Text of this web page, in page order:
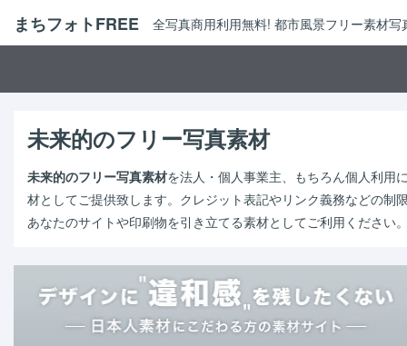
まちフォトFREE 全写真商用利用無料! 都市風景フリー素材
未来的のフリー写真素材
未来的のフリー写真素材を法人・個人事業主、もちろん個人利用
材としてご提供致します。クレジット表記やリンク義務などの制
あなたのサイトや印刷物を引き立てる素材としてご利用ください